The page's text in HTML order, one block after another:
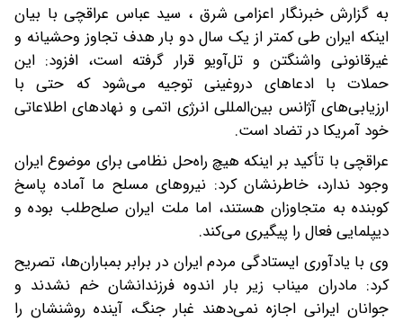
به گزارش خبرنگار اعزامی شرق ، سید عباس عراقچی با بیان
اینکه ایران طی کمتر از یک سال دو بار هدف تجاوز وحشیانه و
غیرقانونی واشنگتن و تل‌آویو قرار گرفته است، افزود: این
حملات با ادعاهای دروغینی توجیه می‌شود که حتی با
ارزیابی‌های آژانس بین‌المللی انرژی اتمی و نهادهای اطلاعاتی
خود آمریکا در تضاد است.
عراقچی با تأکید بر اینکه هیچ راه‌حل نظامی برای موضوع ایران
وجود ندارد، خاطرنشان کرد: نیروهای مسلح ما آماده پاسخ
کوبنده به متجاوزان هستند، اما ملت ایران صلح‌طلب بوده و
دیپلمایی فعال را پیگیری می‌کند.
وی با یادآوری ایستادگی مردم ایران در برابر بمباران‌ها، تصریح
کرد: مادران میناب زیر بار اندوه فرزندانشان خم نشدند و
جوانان ایرانی اجازه نمی‌دهند غبار جنگ، آینده روشنشان را